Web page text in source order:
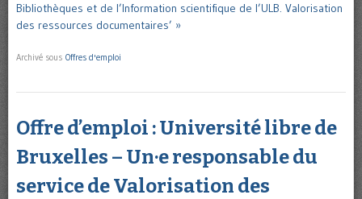
Bibliothèques et de l’Information scientifique de l’ULB. Valorisation
des ressources documentaires’ »
Archivé sous Offres d'emploi
Offre d’emploi : Université libre de
Bruxelles – Un·e responsable du
service de Valorisation des